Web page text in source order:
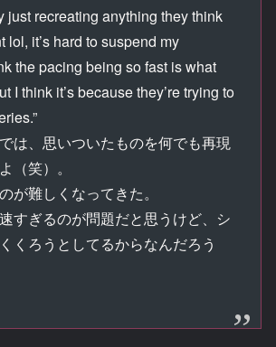
just recreating anything they think
lol, it’s hard to suspend my
the pacing being so fast is what
I think it’s because they’re trying to
は、思いついたものを何でも再現
（笑）。
が難しくなってきた。
すぎるのが問題だと思うけど、シ
くろうとしてるからなんだろう